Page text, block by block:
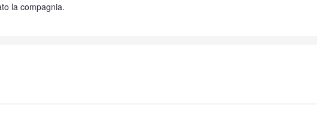
la compagnia.